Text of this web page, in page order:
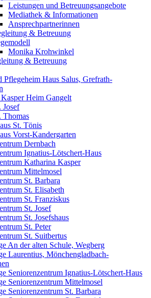
Leistungen und Betreuungsangebote
Mediathek & Informationen
Ansprechpartnerinnen
& Betreuung
Monika Krohwinkel
& Betreuung
Pflegeheim Haus Salus, Grefrath-
Heim Gangelt
Josef
Thomas
St. Tönis
Vorst-Kandergarten
Dernbach
Ignatius-Lötschert-Haus
Katharina Kasper
Mittelmosel
St. Barbara
St. Elisabeth
St. Franziskus
St. Josef
St. Josefshaus
St. Peter
St. Suitbertus
An der alten Schule, Wegberg
Laurentius, Mönchengladbach-
Seniorenzentrum Ignatius-Lötschert-Haus
Seniorenzentrum Mittelmosel
Seniorenzentrum St. Barbara